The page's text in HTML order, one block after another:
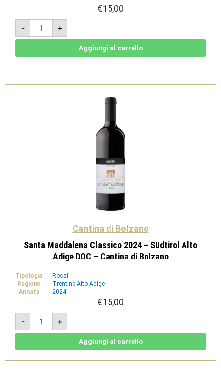
€15,00
-
Müller
Thurgau
Valle
Isarco
Alto
-
+
Aggiungi al carrello
Cantina di Bolzano
Santa Maddalena Classico 2024 – Südtirol Alto
Adige DOC – Cantina di Bolzano
Tipologia
Rossi
Regione
Trentino Alto Adige
Annata
2024
€15,00
-
Santa
Maddalena
Classico
2024
Adige
+
Aggiungi al carrello